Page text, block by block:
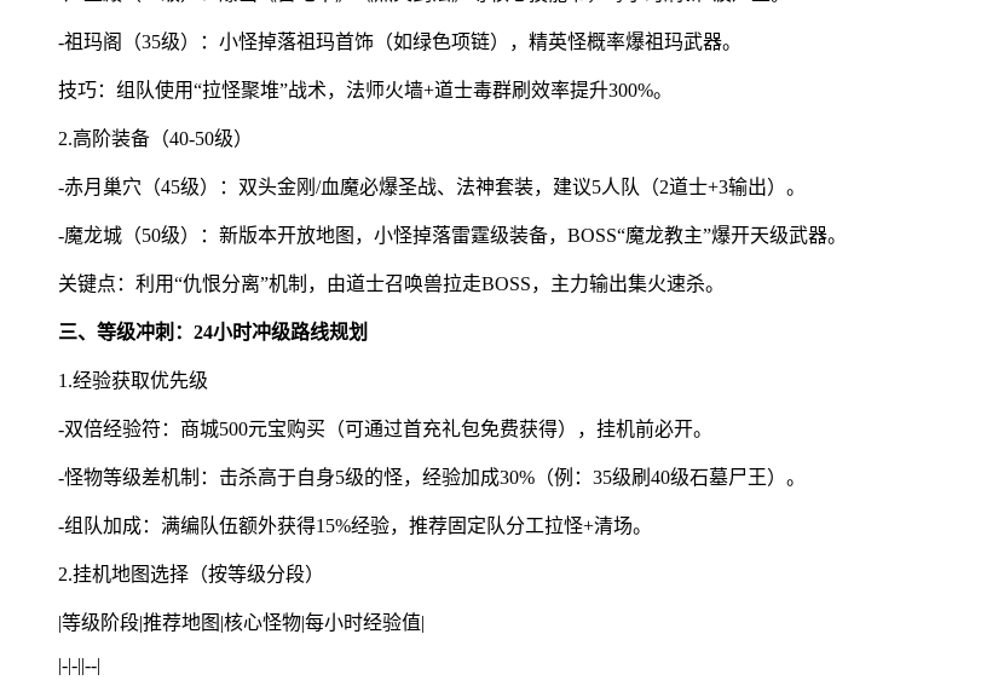
-祖玛阁（35级）：小怪掉落祖玛首饰（如绿色项链），精英怪概率爆祖玛武器。
技巧：组队使用“拉怪聚堆”战术，法师火墙+道士毒群刷效率提升300%。
2.高阶装备（40-50级）
-赤月巢穴（45级）：双头金刚/血魔必爆圣战、法神套装，建议5人队（2道士+3输出）。
-魔龙城（50级）：新版本开放地图，小怪掉落雷霆级装备，BOSS“魔龙教主”爆开天级武器。
关键点：利用“仇恨分离”机制，由道士召唤兽拉走BOSS，主力输出集火速杀。
三、等级冲刺：24小时冲级路线规划
1.经验获取优先级
-双倍经验符：商城500元宝购买（可通过首充礼包免费获得），挂机前必开。
-怪物等级差机制：击杀高于自身5级的怪，经验加成30%（例：35级刷40级石墓尸王）。
-组队加成：满编队伍额外获得15%经验，推荐固定队分工拉怪+清场。
2.挂机地图选择（按等级分段）
|等级阶段|推荐地图|核心怪物|每小时经验值|
|-|-||--|